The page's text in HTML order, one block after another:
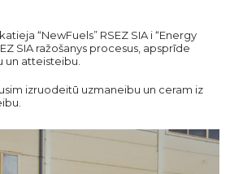
“NewFuels” RSEZ SIA i “Energy
SIA ražošanys procesus, apsprīde
un atteisteibu.
izruodeitū uzmaneibu un ceram iz